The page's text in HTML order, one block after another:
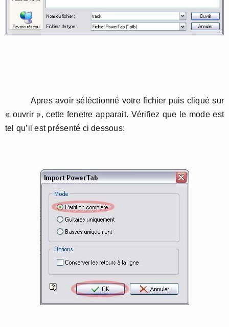
Apres avoir séléctionné votre fichier puis cliqué sur
« ouvrir », cette fenetre apparait. Vérifiez que le mode est
tel qu’il est présenté ci dessous: